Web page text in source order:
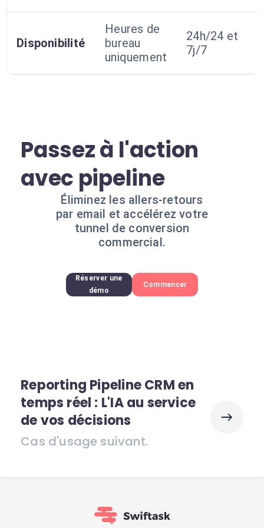
Disponibilité
Heures de
bureau
uniquement
24h/24 et
7j/7
Passez à l'action
avec pipeline
Éliminez les allers-retours
par email et accélérez votre
tunnel de conversion
commercial.
Réserver une
démo
Commencer
Reporting Pipeline CRM en
temps réel : L'IA au service
de vos décisions
Cas d'usage suivant.